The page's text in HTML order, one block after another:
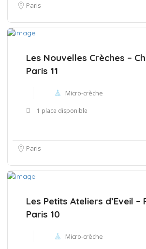
Paris
Les Nouvelles Crèches –
Paris 11
Micro-crèche
1 place disponible
Paris
Les Petits Ateliers d’Eveil –
Paris 10
Micro-crèche